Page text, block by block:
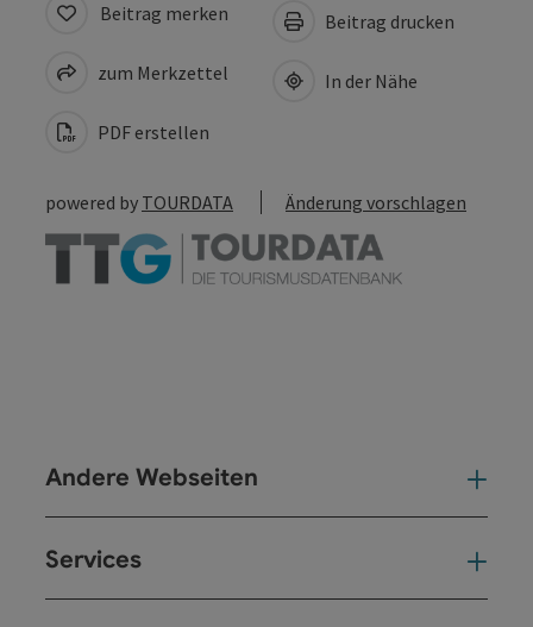
Beitrag merken
zum Merkzettel
PDF erstellen
Beitrag drucken
In der Nähe
powered by TOURDATA Änderung vorschlagen
Andere Webseiten
Services